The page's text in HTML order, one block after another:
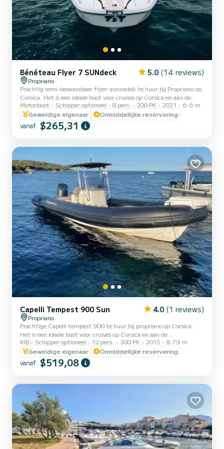
Bénéteau Flyer 7 SUNdeck 5.0 (14 reviews)
Propriano
Prachtig semi-bewoonbaar flyer-zonnedek te huur bij Propriano op
Corsica. Het is een ideale boot voor cruises op Corsica en aan de
Middellandse Zeekust, met al het nodige comfort aan boord. Onze
boot is gestationeerd op de haven van Propriano, op 5 minuten
lopen van de veerboot vanuit Marseille. Perfect startpunt om de
prachtige baaien van Zuid-Corsica te ontdekken Genoeg voor uw
om u de "goede adressen" te geven van magisc...
Motorboot Schipper optioneel 8 pers. 200 PK 2021
6.6 m
Geweldige eigenaar
Onmiddellijke reservering
vanaf $265,31
Capelli Tempest 900 Sun 4.0 (1 reviews)
Propriano
Prachtige Capelli tempest 900 te huur bij propriano op Corsica.
Het is een ideale boot voor cruises op Corsica en aan de
Middellandse Zeekust, met al het nodige comfort aan boord. Onze
boot ligt in de haven van Propriano, op 5 minuten lopen van de
veerboot vanuit Marseille. Perfect startpunt voor het ontdekken
van de prachtige baaien van Zuid-Corsica Genoeg om uw verblijf te
je de "goede adressen" te geven van magische baaien...
RIB Schipper optioneel 12 pers. 300 PK 2015
8.79 m
Geweldige eigenaar
Onmiddellijke reservering
vanaf $519,08